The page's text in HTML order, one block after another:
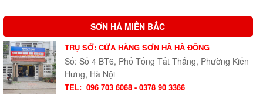
SƠN HÀ MIỀN BẮC
TRỤ SỞ: CỬA HÀNG SƠN HÀ HÀ ĐÔNG
Số: Số 4 BT6, Phố Tống Tất Thắng, Phường Kiến
Hưng, Hà Nội
TEL: 096 703 6068 - 0378 90 3366